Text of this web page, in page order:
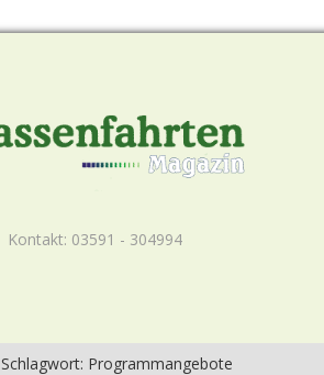
Kontakt: 03591 - 304994
Schlagwort: Programmangebote